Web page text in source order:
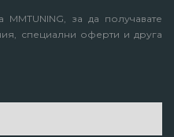
за да получавате
специални оферти и друга